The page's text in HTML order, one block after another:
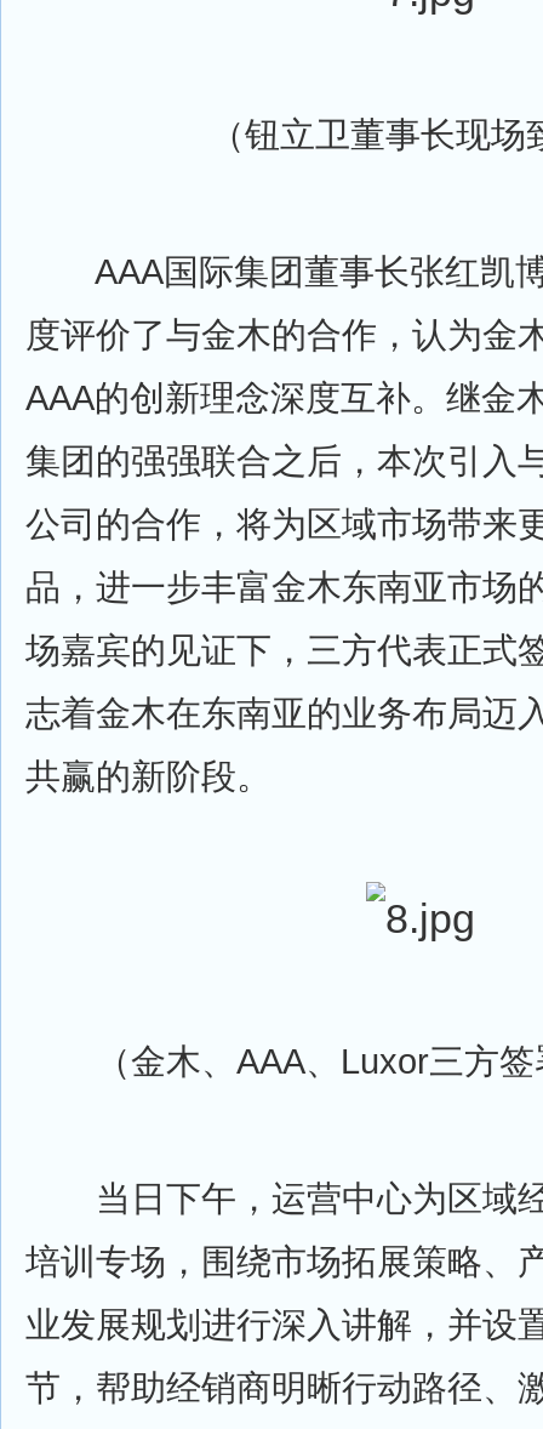
（钮立卫董事长现场
AAA国际集团董事长张红凯
度评价了与金木的合作，认为金
AAA的创新理念深度互补。继金
集团的强强联合之后，本次引入
公司的合作，将为区域市场带来
品，进一步丰富金木东南亚市场
场嘉宾的见证下，三方代表正式
志着金木在东南亚的业务布局迈
共赢的新阶段。
（金木、AAA、Luxor三方
当日下午，运营中心为区域
培训专场，围绕市场拓展策略、
业发展规划进行深入讲解，并设
节，帮助经销商明晰行动路径、